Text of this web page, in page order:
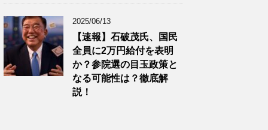
2025/06/13
【速報】石破茂氏、国民
全員に2万円給付を表明
か？参院選の目玉政策と
なる可能性は？徹底解
説！